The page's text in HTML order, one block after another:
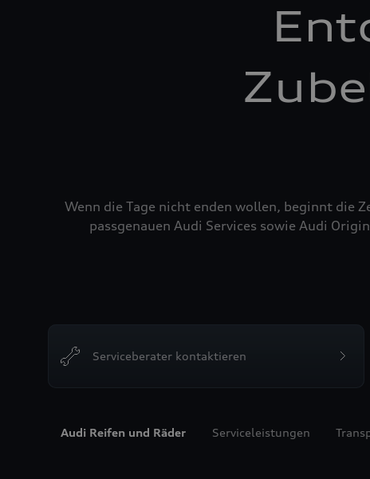
Wenn die Tage nicht enden wollen, beginnt die
passgenauen Audi Services sowie Audi
Serviceberater kontaktieren
Audi Reifen und Räder Serviceleistungen